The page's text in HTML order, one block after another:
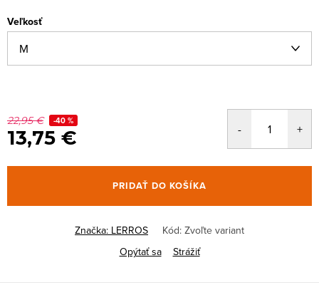
Veľkosť
22,95 € -40 %
13,75 €
PRIDAŤ DO KOŠÍKA
Značka: LERROS Kód: Zvoľte variant
Opýtať sa
Strážiť